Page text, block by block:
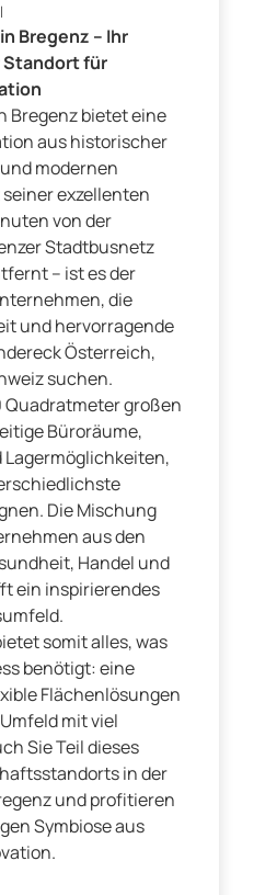
Bregenz – Ihr
für
Bregenz bietet eine
aus historischer
modernen
exzellenten
von der
Stadtbusnetz
– ist es der
die
und hervorragende
Österreich,
suchen.
großen
Büroräume,
Die Mischung
aus den
Handel und
ein inspirierendes
somit alles, was
benötigt: eine
Flächenlösungen
mit viel
Sie Teil dieses
in der
und profitieren
Symbiose aus